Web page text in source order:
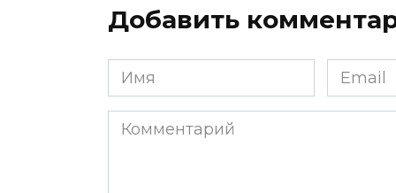
Добавить
Имя
*
Email
*
Комментарий